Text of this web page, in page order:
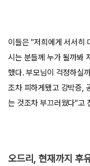
이들은 "저희에게 서서히
시는 분들께 누가 될까봐
했다. 부모님이 걱정하실
조차 피하게됐고 강박증,
는 것조차 부끄러웠다"고
오드리, 현재까지 후